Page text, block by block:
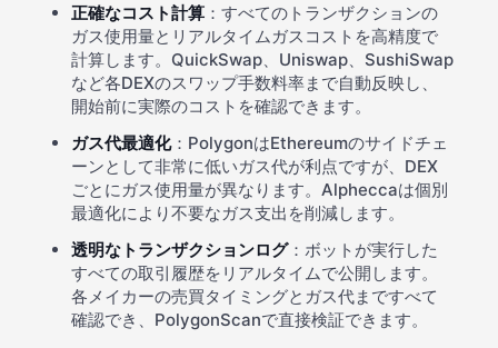
正確なコスト計算 ：すべてのトランザクションの
ガス使用量とリアルタイムガスコストを高精度で
計算します。QuickSwap、Uniswap、SushiSwap
など各DEXのスワップ手数料率まで自動反映し、
開始前に実際のコストを確認できます。
ガス代最適化：PolygonはEthereumのサイドチェ
ーンとして非常に低いガス代が利点ですが、DEX
ごとにガス使用量が異なります。Alpheccaは個別
最適化により不要なガス支出を削減します。
透明なトランザクションログ：ボットが実行した
すべての取引履歴をリアルタイムで公開します。
各メイカーの売買タイミングとガス代まですべて
確認でき、PolygonScanで直接検証できます。